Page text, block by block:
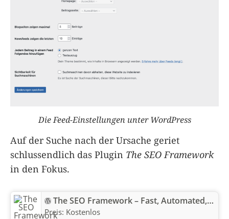
Die Feed-Einstellungen unter WordPress
Auf der Suche nach der Ursache geriet
schlussendlich das Plugin The SEO Framework
in den Fokus.
The SEO Framework – Fast, Automated, Effortless.
Preis: Kostenlos